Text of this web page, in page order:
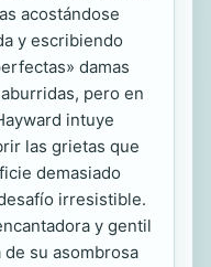
acostándose
y escribiendo
damas
pero en
intuye
las grietas que
demasiado
irresistible.
y gentil
su asombrosa